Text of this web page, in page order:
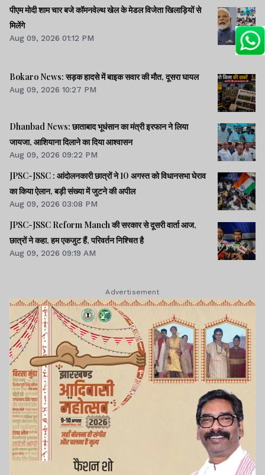
पीएम मोदी शाम चार बजे कॉमनवेल्थ खेल के मेडल विजेता खिलाड़ियों से
मिलेंगे
Aug 09, 2026 01:12 PM
Bokaro News: सड़क हादसे में बाइक सवार की मौत, दूसरा घायल
Aug 09, 2026 10:27 PM
Dhanbad News: छाताबाद भूधंसान का मंत्री इरफान ने लिया
जायजा, आशियाना दिलाने का दिया आश्वासन
Aug 09, 2026 09:22 PM
JPSC-JSSC : आंदोलनकारी छात्रों ने 10 अगस्त को विधानसभा घेराव
का किया ऐलान, बड़ी संख्या में जुटने की अपील
Aug 09, 2026 03:08 PM
JPSC-JSSC Reform Manch की सरकार से दूसरी वार्ता आज,
छात्रों ने कहा, हम एकजुट हैं, परिवर्तन निश्चित है
Aug 09, 2026 09:19 AM
Advertisement